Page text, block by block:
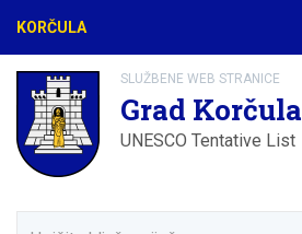
KORČULA
SLUŽBENE WEB STRANICE
Grad Korčula
UNESCO Tentative List